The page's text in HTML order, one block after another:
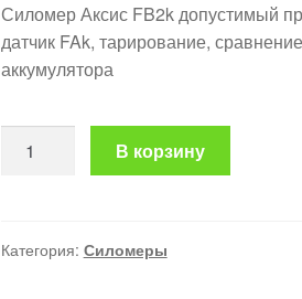
Силомер Аксис FB2k допустимый
датчик FAk, тарирование,
аккумулятора
товара
FB2k
В корзину
Категория: Силомеры